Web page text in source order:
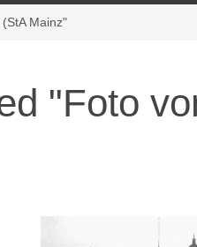
Mainz"
"Foto